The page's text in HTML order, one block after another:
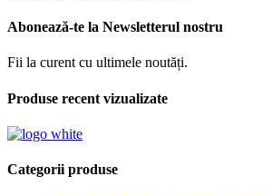
Abonează-te la Newsletterul nostru
Fii la curent cu ultimele noutăți.
Produse recent vizualizate
Categorii produse